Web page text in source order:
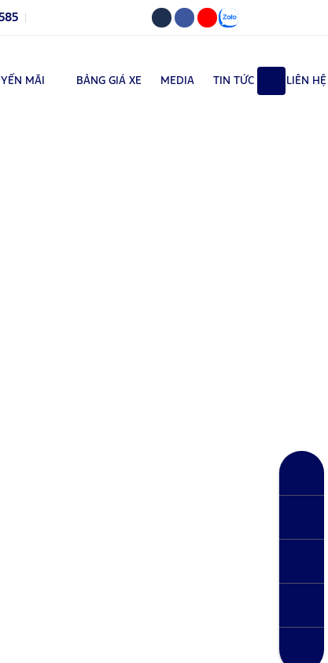
MÃI BẢNG GIÁ XE MEDIA TIN TỨC LIÊN HỆ